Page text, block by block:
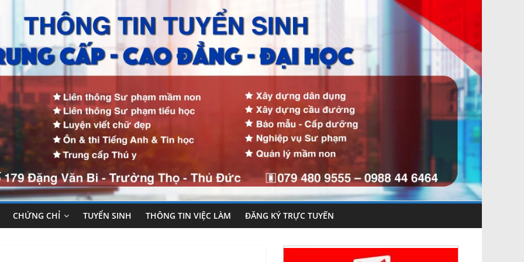
CHỨNG CHỈ TUYỂN SINH THÔNG TIN VIỆC LÀM ĐĂNG KÝ TRỰC TUYẾN